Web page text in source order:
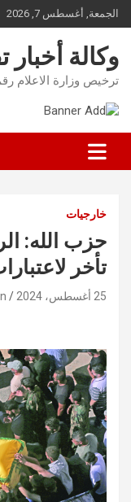
Skip
to
content
الجمعة, أغسطس 7, 2026
وكالة
ترخيص وزارة الاعلام رقم «2019/332» للتواصل :
خارجيات
حزب الله:
تأخر
25 أغسطس، 2024